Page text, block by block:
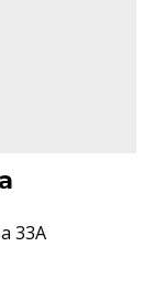
33А